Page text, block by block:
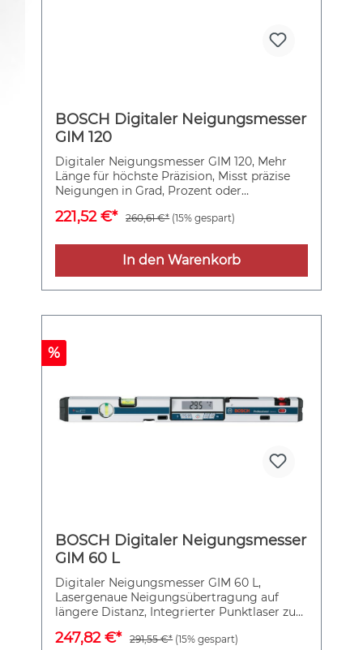
BOSCH Digitaler Neigungsmesser
GIM 120
Digitaler Neigungsmesser GIM 120, Mehr
Länge für höchste Präzision, Misst präzise
Neigungen in Grad, Prozent oder
akustische Signale bei 0° und 90° zum
Drehen der Messwerte im Display bei
Arbeiten über Kopf, Schutztasche. 4 x 1,5 V-
LR6-Batterie (AA)
221,52 €* 260,61 €* (15% gespart)
In den Warenkorb
%
BOSCH Digitaler Neigungsmesser
GIM 60 L
Digitaler Neigungsmesser GIM 60 L,
Lasergenaue Neigungsübertragung auf
längere Distanz, Integrierter Punktlaser zur
Magnete und zwei Haltegurte zur sicheren
247,82 €* 291,55 €* (15% gespart)